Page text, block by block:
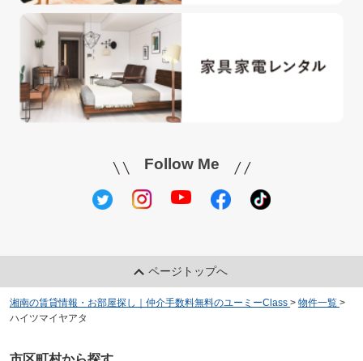
Follow Me
ページトップへ
湘南の賃貸情報・お部屋探し｜仲介手数料無料のユーミーClass > 物件一覧 >
ハイツマイヤアタ